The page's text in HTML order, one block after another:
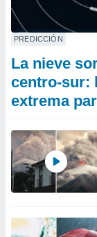
PREDICCIÓN
La nieve
centro-sur:
extrema